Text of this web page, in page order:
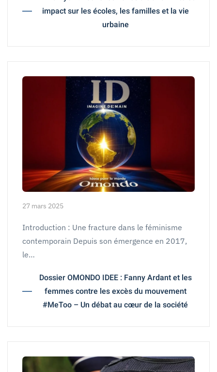
impact sur les écoles, les familles et la vie
urbaine
27 mars 2025
Introduction : Une fracture dans le féminisme
contemporain Depuis son émergence en 2017,
le…
Dossier OMONDO IDEE : Fanny Ardant et les
femmes contre les excès du mouvement
#MeToo – Un débat au cœur de la société